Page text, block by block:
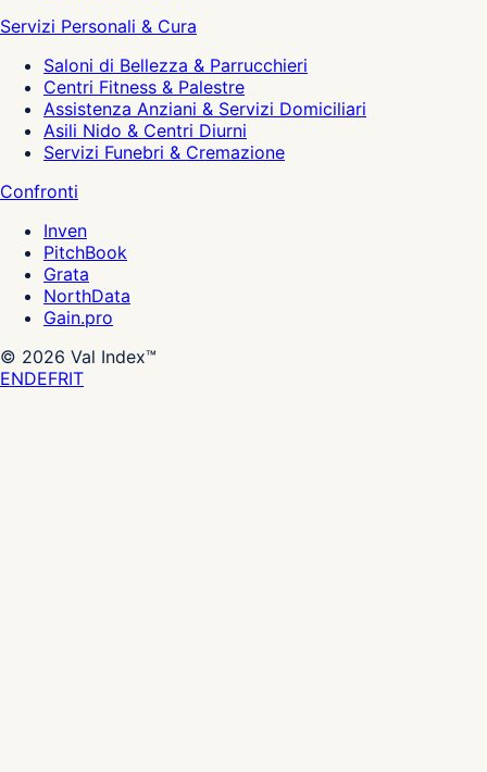
Servizi Personali & Cura
Saloni di Bellezza & Parrucchieri
Centri Fitness & Palestre
Assistenza Anziani & Servizi Domiciliari
Asili Nido & Centri Diurni
Servizi Funebri & Cremazione
Confronti
Inven
PitchBook
Grata
NorthData
Gain.pro
© 2026 Val Index™
ENDEFRIT